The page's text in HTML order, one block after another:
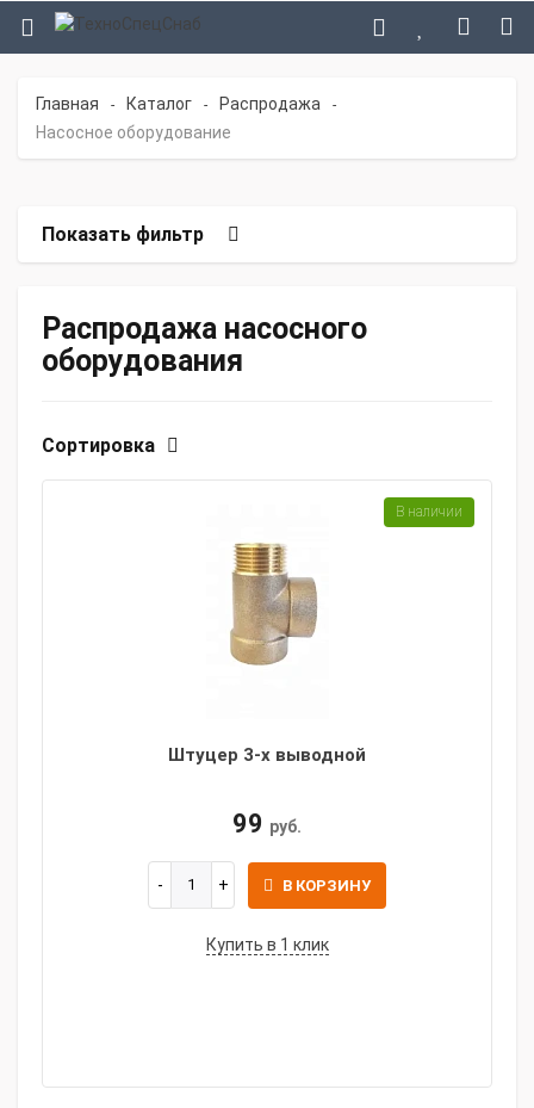
Главная - Каталог - Распродажа -
Насосное оборудование
Показать фильтр
Распродажа насосного
оборудования
Сортировка
Штуцер 3-х выводной
99 руб.
В КОРЗИНУ
Купить в 1 клик
В наличии